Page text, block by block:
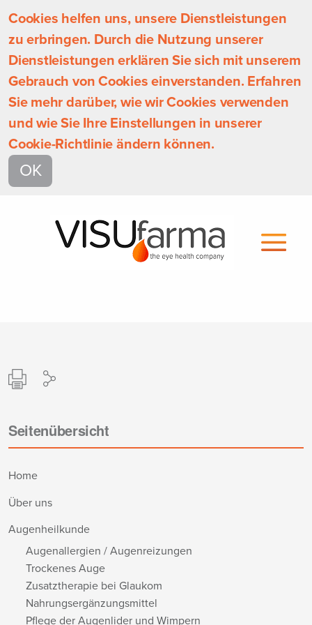
Cookies helfen uns, unsere Dienstleistungen
zu erbringen. Durch die Nutzung unserer
Dienstleistungen erklären Sie sich mit unserem
Gebrauch von Cookies einverstanden. Erfahren
Sie mehr darüber, wie wir Cookies verwenden
und wie Sie Ihre Einstellungen in unserer
Cookie-Richtlinie ändern können.
OK
Seitenübersicht
Home
Über uns
Augenheilkunde
Augenallergien / Augenreizungen
Trockenes Auge
Zusatztherapie bei Glaukom
Nahrungsergänzungsmittel
Pflege der Augenlider und Wimpern